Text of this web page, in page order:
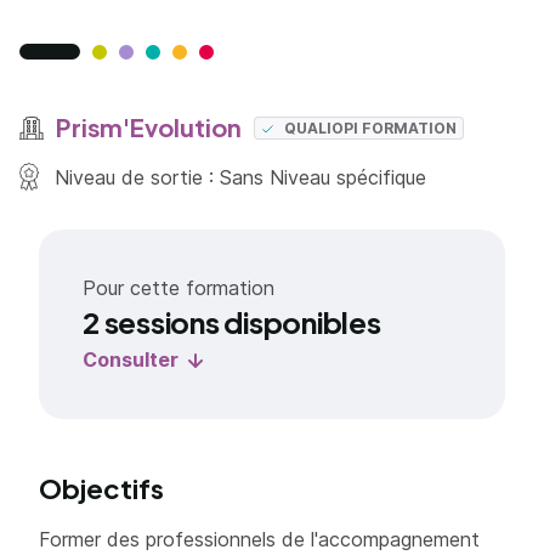
Prism'Evolution QUALIOPI FORMATION
Niveau de sortie : Sans Niveau spécifique
Pour cette formation
2 sessions disponibles
Consulter
Objectifs
Former des professionnels de l'accompagnement